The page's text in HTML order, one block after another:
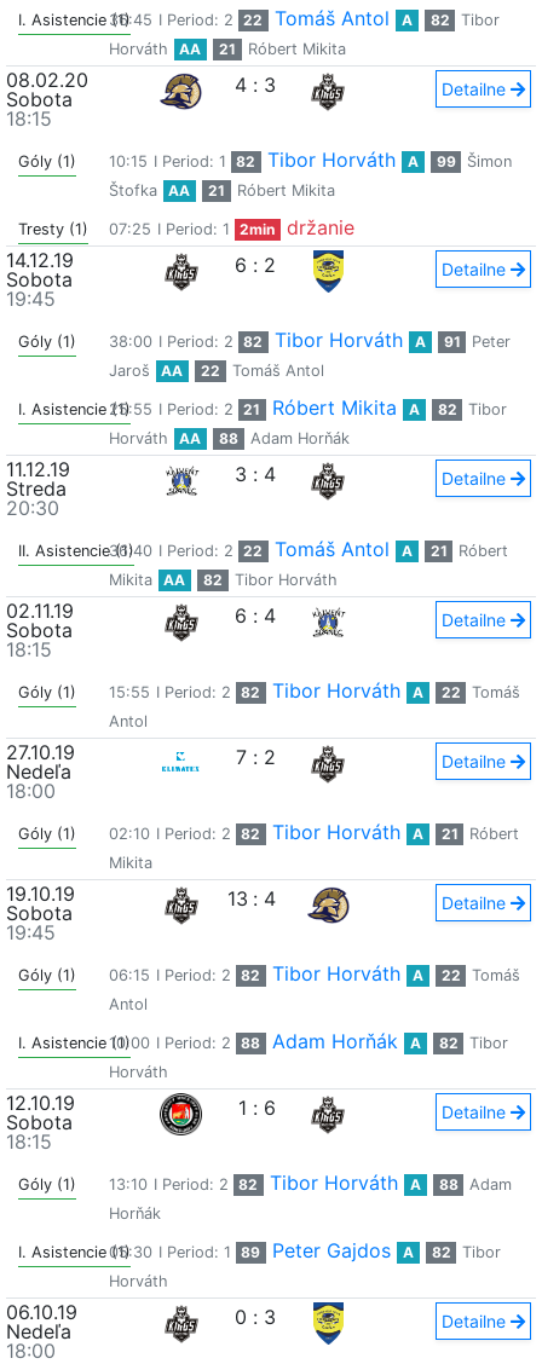
I. Asistencie (1)36:45 I Period: 2 22 Tomáš Antol A 82
Tibor
Horváth
AA 21 Róbert Mikita
08.02.20
Sobota
18:15
4 : 3 Detailne
Góly (1) 10:15 I Period: 1 82 Tibor Horváth A 99
Šimon
Štofka
AA 21 Róbert Mikita
Tresty (1) 07:25 I Period: 1 2min
držanie
14.12.19
Sobota
19:45
6 : 2 Detailne
Góly (1) 38:00 I Period: 2 82 Tibor Horváth A 91
Peter
Jaroš
AA 22 Tomáš Antol
I. Asistencie (1)25:55 I Period: 2 21 Róbert Mikita A 82
Tibor
Horváth
AA 88 Adam Horňák
11.12.19
Streda
20:30
3 : 4 Detailne
II. Asistencie (1)
36:40 I Period: 2 22 Tomáš Antol A 21
Róbert
Mikita
AA 82 Tibor Horváth
02.11.19
Sobota
18:15
6 : 4 Detailne
Góly (1) 15:55 I Period: 2 82 Tibor Horváth A 22
Tomáš
Antol
27.10.19
Nedeľa
18:00
7 : 2 Detailne
Góly (1) 02:10 I Period: 2 82 Tibor Horváth A 21
Róbert
Mikita
19.10.19
Sobota
19:45
13 : 4 Detailne
Góly (1) 06:15 I Period: 2 82 Tibor Horváth A 22
Tomáš
Antol
I. Asistencie (1)10:00 I Period: 2 88 Adam Horňák A 82
Tibor
Horváth
12.10.19
Sobota
18:15
1 : 6 Detailne
Góly (1) 13:10 I Period: 2 82 Tibor Horváth A 88
Adam
Horňák
I. Asistencie (1)05:30 I Period: 1 89 Peter Gajdos A 82
Tibor
Horváth
06.10.19
Nedeľa
18:00
0 : 3 Detailne